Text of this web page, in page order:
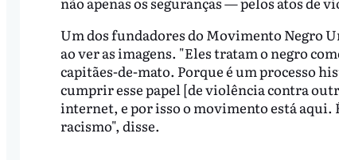
Um dos fundadores do Movimento Negro
ao ver as imagens. "Eles tratam o negro
capitães-de-mato. Porque é um processo
cumprir esse papel [de violência contra
internet, e por isso o movimento está aqui.
racismo", disse.